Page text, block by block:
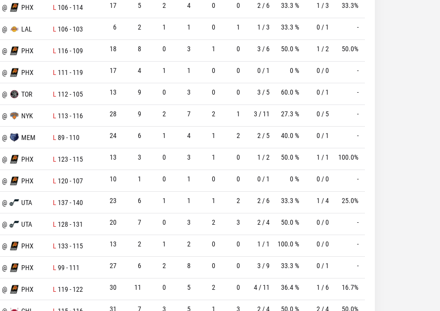
@ PHX L 106- 114 17 5 2 4 0 0 2 / 6 33.3 % 1 / 3 33.3%
@ LAL L 106- 103 6 2 1 1 0 1 1 / 3 33.3 % 0 / 1 -
@ PHX L 116- 109 18 8 0 3 1 0 3 / 6 50.0 % 1 / 2 50.0%
@ PHX L 111 - 119 17 4 1 1 0 0 0 / 1 0 % 0 / 0 -
@ TOR L 112 - 105 13 9 0 3 0 0 3 / 5 60.0 % 0 / 1 -
@ NYK L 113 - 116 28 9 2 7 2 1 3 / 11 27.3 % 0 / 5 -
@ MEM L 89 - 110 24 6 1 4 1 2 2 / 5 40.0 % 0 / 1 -
@ PHX L 123 - 115 13 3 0 3 1 0 1 / 2 50.0 % 1 / 1 100.0%
@ PHX L 120- 107 10 1 0 1 0 0 0 / 1 0 % 0 / 0 -
@ UTA L 137- 140 23 6 1 1 1 2 2 / 6 33.3 % 1 / 4 25.0%
@ UTA L 128 - 131 20 7 0 3 2 3 2 / 4 50.0 % 0 / 0 -
@ PHX L 133 - 115 13 2 1 2 0 0 1 / 1 100.0 % 0 / 0 -
@ PHX L 99 - 111 27 6 2 8 0 0 3 / 9 33.3 % 0 / 1 -
@ PHX L 119 - 122 30 11 0 5 2 0 4 / 11 36.4 % 1 / 6 16.7%
31 7 3 5 1 3 2 / 4 50.0 % 2 / 4 50.0%